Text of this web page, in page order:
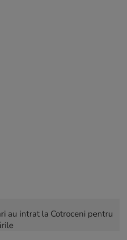
au intrat la Cotroceni pentru